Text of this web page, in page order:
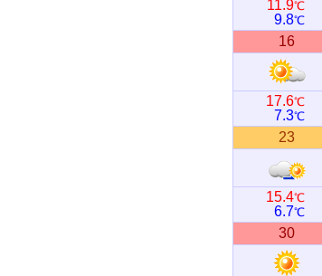
11.9℃
9.8℃
16
17.6℃
7.3℃
23
15.4℃
6.7℃
30